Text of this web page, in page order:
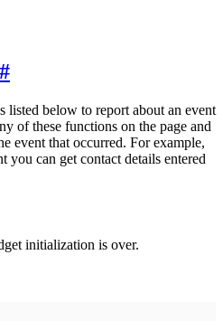
#
listed below to report about an event
of these functions on the page and
event that occurred. For example,
can get contact details entered
initialization is over.